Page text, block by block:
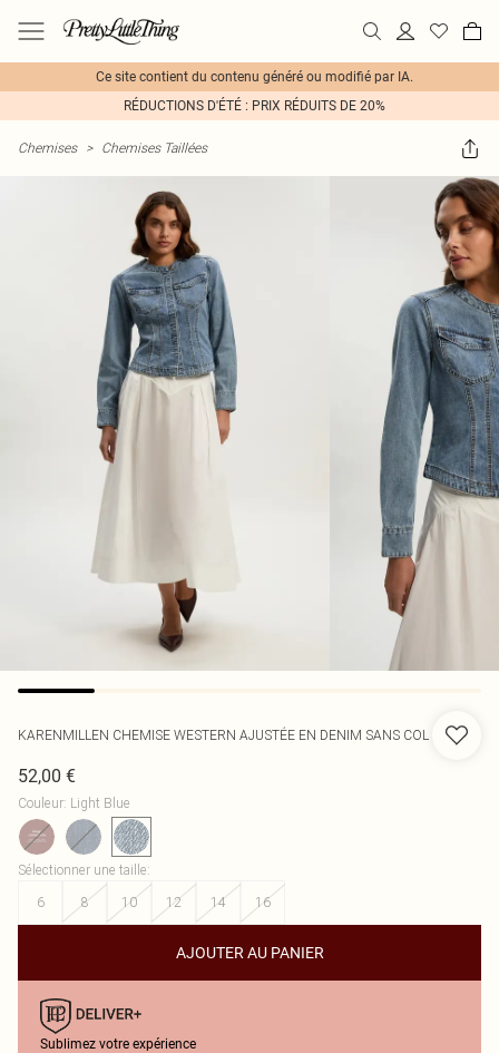
Ce site contient du contenu généré ou modifié par IA.
RÉDUCTIONS D'ÉTÉ : PRIX RÉDUITS DE 20%
Chemises > Chemises Taillées
KARENMILLEN CHEMISE WESTERN AJUSTÉE EN DENIM SANS COL
52,00 €
Couleur: Light Blue
Sélectionner une taille:
6
8 10 12 14 16
AJOUTER AU PANIER
Sublimez votre expérience